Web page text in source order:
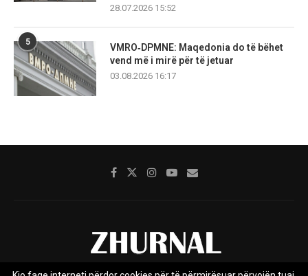
28.07.2026 15:52
5
VMRO‑DPMNE: Maqedonia do të bëhet
vend më i mirë për të jetuar
03.08.2026 16:17